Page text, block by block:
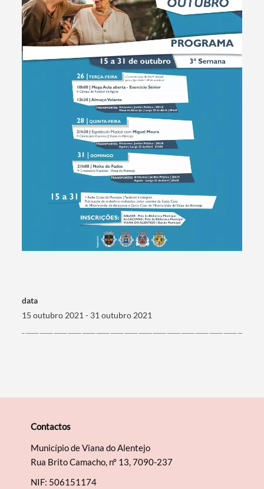
Termo de Pesquisa
Categorias gerais
data
15 outubro 2021 - 31 outubro 2021
Contactos
Município de Viana do Alentejo
Rua Brito Camacho, nº 13, 7090-237
NIF: 506151174